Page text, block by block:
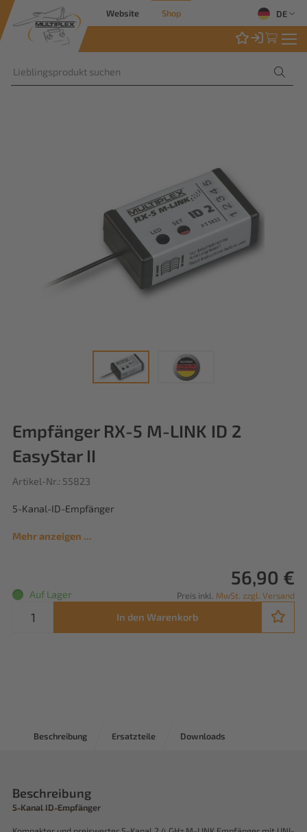
Website Shop DE
Empfänger RX-5 M-LINK ID 2
EasyStar II
Artikel-Nr.: 55823
5-Kanal-ID-Empfänger
Mehr anzeigen ...
56,90 €
Preis inkl. MwSt. zzgl. Versand
Auf Lager
In den Warenkorb
Beschreibung Ersatzteile Downloads
Beschreibung
5-Kanal ID-Empfänger